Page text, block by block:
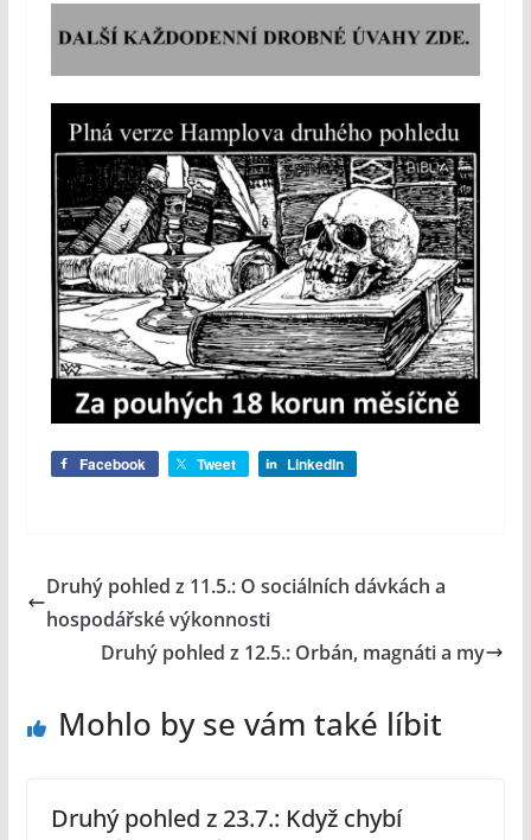
Facebook Tweet LinkedIn
Druhý pohled z 11.5.: O sociálních dávkách a
hospodářské výkonnosti
Druhý pohled z 12.5.: Orbán, magnáti a my
Mohlo by se vám také líbit
Druhý pohled z 23.7.: Když chybí